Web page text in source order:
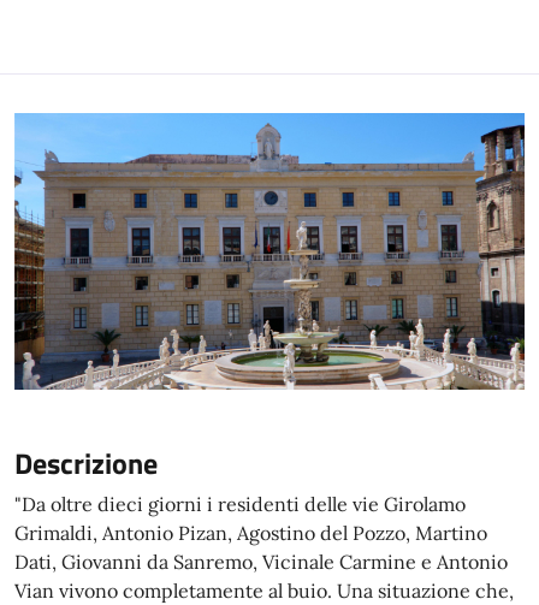
Descrizione
"Da oltre dieci giorni i residenti delle vie Girolamo
Grimaldi, Antonio Pizan, Agostino del Pozzo, Martino
Dati, Giovanni da Sanremo, Vicinale Carmine e Antonio
Vian vivono completamente al buio. Una situazione che,